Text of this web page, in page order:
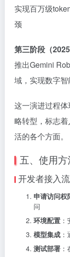
实现百万级
颈
第三阶段（2025
推出Gemini
域，实现数字
这一演进过程
略转型，标志
活的各个方面。
五、使用
开发者接入
申请访问权
问
环境配置
模型集成
测试部署